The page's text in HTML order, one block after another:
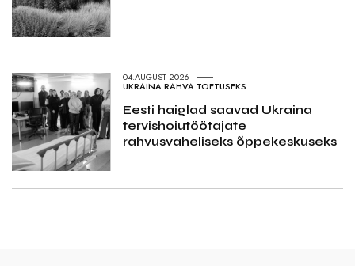
04.AUGUST 2026
UKRAINA RAHVA TOETUSEKS
Eesti haiglad saavad Ukraina
tervishoiutöötajate
rahvusvaheliseks õppekeskuseks